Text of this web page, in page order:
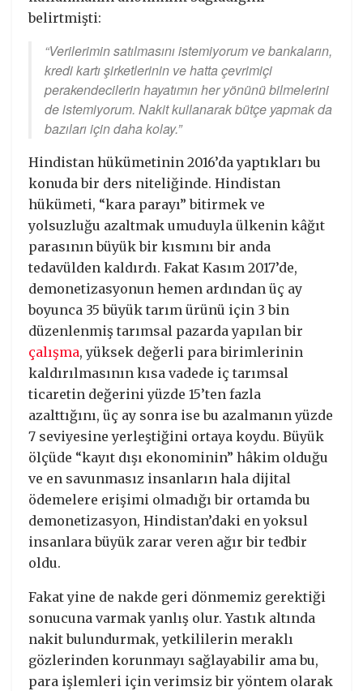
belirtmişti:
“Verilerimin satılmasını istemiyorum ve bankaların,
kredi kartı şirketlerinin ve hatta çevrimiçi
perakendecilerin hayatımın her yönünü bilmelerini
de istemiyorum. Nakit kullanarak bütçe yapmak da
bazıları için daha kolay.”
Hindistan hükümetinin 2016’da yaptıkları bu
konuda bir ders niteliğinde. Hindistan
hükümeti, “kara parayı” bitirmek ve
yolsuzluğu azaltmak umuduyla ülkenin kâğıt
parasının büyük bir kısmını bir anda
tedavülden kaldırdı. Fakat Kasım 2017’de,
demonetizasyonun hemen ardından üç ay
boyunca 35 büyük tarım ürünü için 3 bin
düzenlenmiş tarımsal pazarda yapılan bir
çalışma, yüksek değerli para birimlerinin
kaldırılmasının kısa vadede iç tarımsal
ticaretin değerini yüzde 15’ten fazla
azalttığını, üç ay sonra ise bu azalmanın yüzde
7 seviyesine yerleştiğini ortaya koydu. Büyük
ölçüde “kayıt dışı ekonominin” hâkim olduğu
ve en savunmasız insanların hala dijital
ödemelere erişimi olmadığı bir ortamda bu
demonetizasyon, Hindistan’daki en yoksul
insanlara büyük zarar veren ağır bir tedbir
oldu.
Fakat yine de nakde geri dönmemiz gerektiği
sonucuna varmak yanlış olur. Yastık altında
nakit bulundurmak, yetkililerin meraklı
gözlerinden korunmayı sağlayabilir ama bu,
para işlemleri için verimsiz bir yöntem olarak